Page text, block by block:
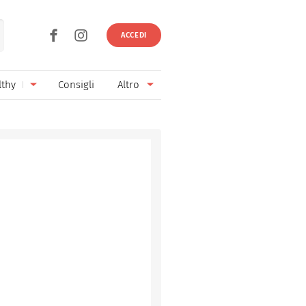
ACCEDI
Consigli Altro